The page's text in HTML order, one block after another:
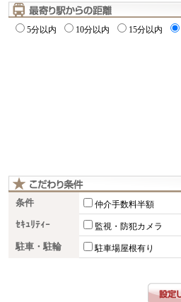
5分以内 10分以内 15分以内
条件 仲介手数料半額
ｾｷｭﾘﾃｨｰ 監視・防犯カメラ
駐車・駐輪 駐車場屋根有り